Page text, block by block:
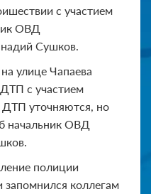
с участием
ОВД
Сушков.
улице Чапаева
с участием
уточняются, но
начальник ОВД
полиции
запомнился коллегам